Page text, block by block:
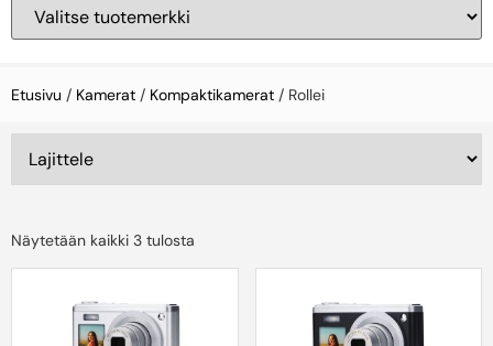
Etusivu / Kamerat / Kompaktikamerat / Rollei
Näytetään kaikki 3 tulosta